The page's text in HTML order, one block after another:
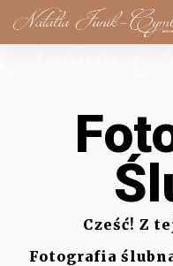
Cześć! Z
Fotografia